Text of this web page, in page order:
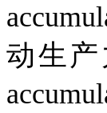
动生产